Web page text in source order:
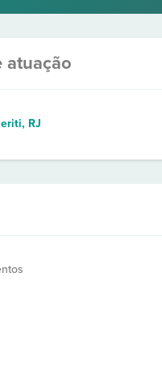
atuação
RJ